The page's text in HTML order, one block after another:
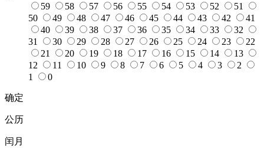
59
58 57 56 55 54 53 52
51
50
49 48 47 46 45 44 43 42
41
40
39 38 37 36 35 34 33
32
31
30 29 28 27 26 25 24 23
22
21
20 19 18 17 16 15 14
13
12
11 10 9 8 7 6 5 4 3
2
1
0
确定
公历
闰月